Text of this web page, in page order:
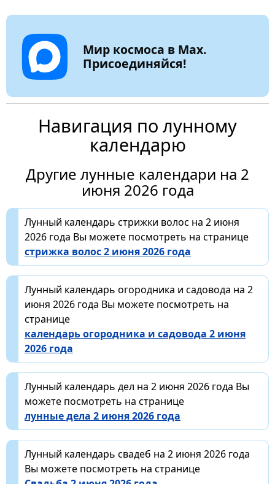
Мир космоса в Max.
Присоединяйся!
Навигация по лунному
календарю
Другие лунные календари на 2
июня 2026 года
Лунный календарь стрижки волос на 2 июня
2026 года Вы можете посмотреть на странице
стрижка волос 2 июня 2026 года
Лунный календарь огородника и садовода на 2
июня 2026 года Вы можете посмотреть на
странице
календарь огородника и садовода 2 июня
2026 года
Лунный календарь дел на 2 июня 2026 года Вы
можете посмотреть на странице
лунные дела 2 июня 2026 года
Лунный календарь свадеб на 2 июня 2026 года
Вы можете посмотреть на странице